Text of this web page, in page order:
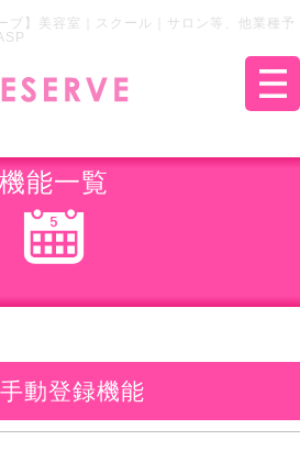
ブ】美容室｜スクール｜サロン等、他業種予
機能一覧
動登録機能